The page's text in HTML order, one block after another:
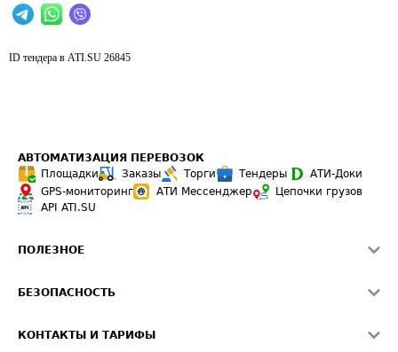
ID тендера в ATI.SU 26845
АВТОМАТИЗАЦИЯ ПЕРЕВОЗОК
Площадки
Заказы Торги Тендеры
АТИ-Доки
GPS-мониторинг
АТИ Мессенджер
Цепочки грузов
API ATI.SU
ПОЛЕЗНОЕ
Звезды ATI.SU на вашем сайте
БЕЗОПАСНОСТЬ
КОНТАКТЫ И ТАРИФЫ